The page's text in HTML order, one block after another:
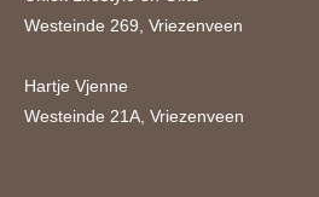
Westeinde 269, Vriezenveen
Hartje Vjenne
Westeinde 21A, Vriezenveen